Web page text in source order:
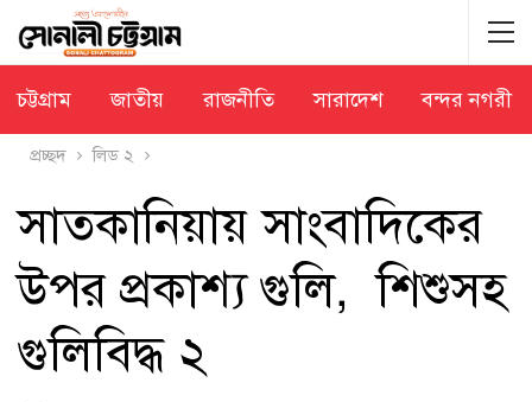
চট্টগ্রাম জাতীয় রাজনীতি সারাদেশ বন্দর নগরী
প্রচ্ছদ লিড ২
সাতকানিয়ায় সাংবাদিকের
উপর প্রকাশ্য গুলি, শিশুসহ
গুলিবিদ্ধ ২